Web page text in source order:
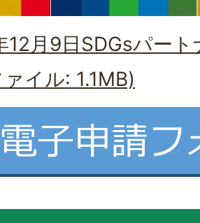
12月9日SDGsパー
イル: 1.1MB)